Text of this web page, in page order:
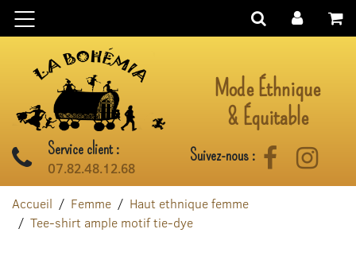
Aller au contenu
Mode Éthnique
& Équitable
Service client :
07.82.48.12.68
Suivez-nous : Facebook
Accueil Femme
Haut ethnique femme
Tee-shirt ample motif tie-dye